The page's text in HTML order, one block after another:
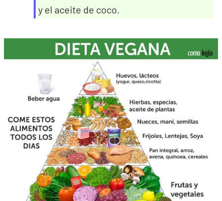
y el aceite de coco.